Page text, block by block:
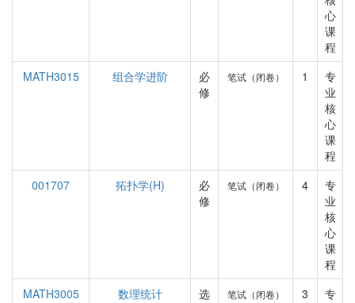
心
课
程
MATH3015
组合学进阶
必
修
笔试（闭卷） 1
专
业
核
心
课
程
001707
拓扑学(H)
必
修
笔试（闭卷） 4
专
业
核
心
课
程
MATH3005
数理统计
选
笔试（闭卷） 3
专